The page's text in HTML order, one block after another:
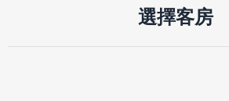
選擇客房